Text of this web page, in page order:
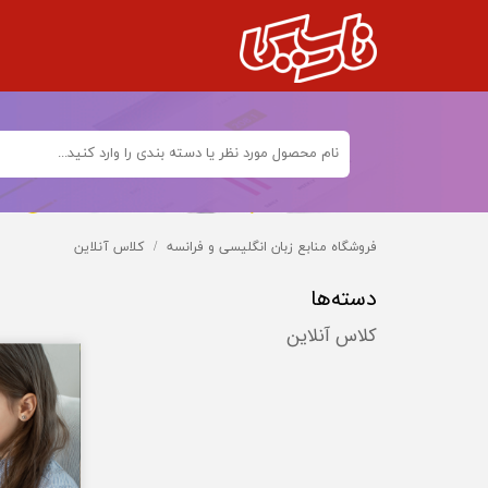
فروشگاه منابع زبان انگلیسی و فرانسه کلاس آنلاین
دسته‌ها
کلاس آنلاین